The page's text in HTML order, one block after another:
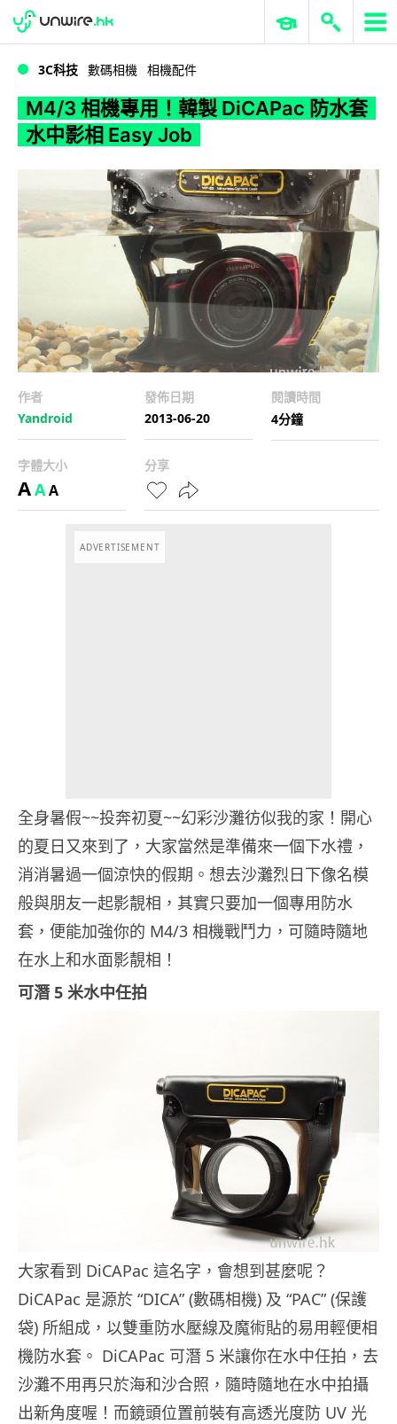
WWDC 2026 ERP 與商業 AI
3C科技 數碼相機 相機配件
M4/3 相機專用！韓製 DiCAPac 防水套
水中影相 Easy Job
作者
Yandroid
發佈日期
2013-06-20
閱讀時間
4分鐘
字體大小
AAA
分享
ADVERTISEMENT
全身暑假~~投奔初夏~~幻彩沙灘彷似我的家！開心
的夏日又來到了，大家當然是準備來一個下水禮，
消消暑過一個涼快的假期。想去沙灘烈日下像名模
般與朋友一起影靚相，其實只要加一個專用防水
套，便能加強你的 M4/3 相機戰鬥力，可隨時隨地
在水上和水面影靚相！
可潛 5 米水中任拍
大家看到 DiCAPac 這名字，會想到甚麼呢？
DiCAPac 是源於 “DICA” (數碼相機) 及 “PAC” (保護
袋) 所組成，以雙重防水壓線及魔術貼的易用輕便相
機防水套。 DiCAPac 可潛 5 米讓你在水中任拍，去
沙灘不用再只於海和沙合照，隨時隨地在水中拍攝
出新角度喔！而鏡頭位置前裝有高透光度防 UV 光